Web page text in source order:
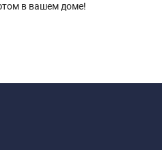
в вашем доме!